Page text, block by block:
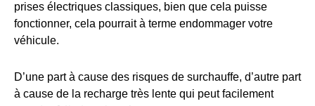
prises électriques classiques, bien que cela puisse
fonctionner, cela pourrait à terme endommager votre
véhicule.
D’une part à cause des risques de surchauffe, d’autre part
à cause de la recharge très lente qui peut facilement